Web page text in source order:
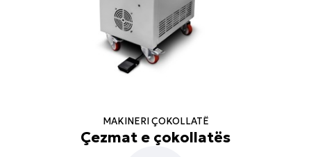
MAKINERI ÇOKOLLATË
Çezmat e çokollatës